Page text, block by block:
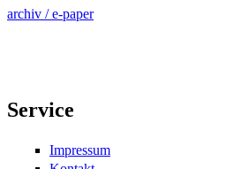
archiv / e-paper
Service
Impressum